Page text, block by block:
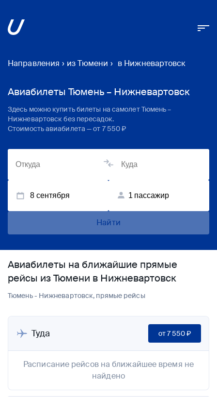
Направления › из Тюмени › в Нижневартовск
Авиабилеты Тюмень – Нижневартовск
Здесь можно купить билеты на самолетТюмень–
Нижневартовскбез пересадок.
Стоимость авиабилета — от 7 550 ₽
8 сентября 1 пассажир
Найти
Авиабилеты на ближайшие прямые
рейсы из Тюмени в Нижневартовск
Тюмень - Нижневартовск, прямые рейсы
Туда от7 550 ₽
Расписание рейсов на ближайшее время не
найдено